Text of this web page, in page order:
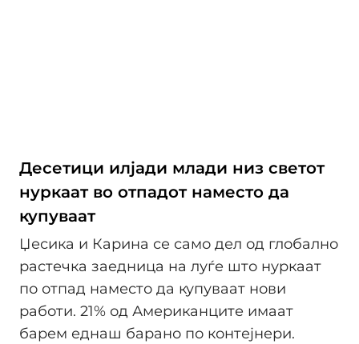
Десетици илјади млади низ светот
нуркаат во отпадот наместо да
купуваат
Џесика и Карина се само дел од глобално
растечка заедница на луѓе што нуркаат
по отпад наместо да купуваат нови
работи. 21% од Американците имаат
барем еднаш барано по контејнери.